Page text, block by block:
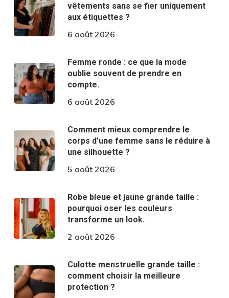
vêtements sans se fier uniquement
aux étiquettes ?
6 août 2026
Femme ronde : ce que la mode
oublie souvent de prendre en
compte.
6 août 2026
Comment mieux comprendre le
corps d’une femme sans le réduire à
une silhouette ?
5 août 2026
Robe bleue et jaune grande taille :
pourquoi oser les couleurs
transforme un look.
2 août 2026
Culotte menstruelle grande taille :
comment choisir la meilleure
protection ?